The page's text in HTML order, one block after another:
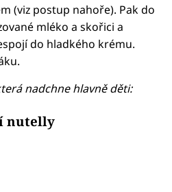
(viz postup nahoře). Pak do
mléko a skořici a
do hladkého krému.
nadchne hlavně děti:
nutelly